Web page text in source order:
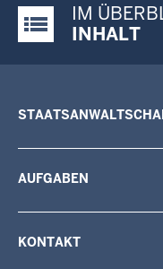
Justiz-Portal im
IM
INHALT
AUFGABEN
KONTAKT